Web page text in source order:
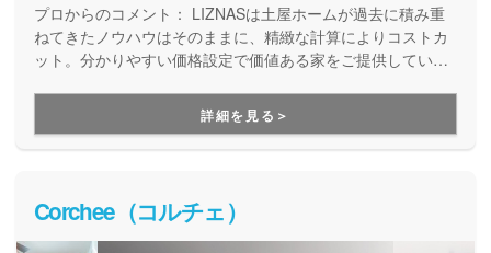
プロからのコメント： LIZNASは土屋ホームが過去に積み重
ねてきたノウハウはそのままに、精緻な計算によりコストカ
ット。分かりやすい価格設定で価値ある家をご提供していま
はぴったりの建築会社です。詳細を見る＞
Corchee（コルチェ）